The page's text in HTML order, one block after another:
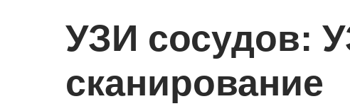
УЗИ сосудов:
сканирование